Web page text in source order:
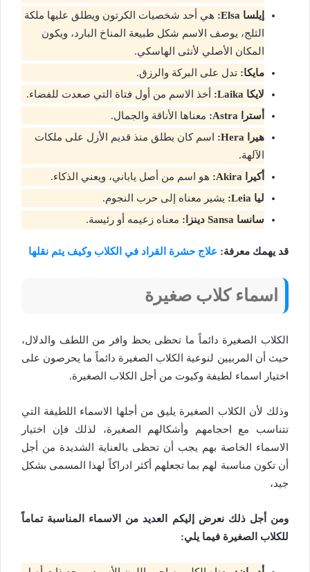
إيلسا Elsa:
هي أحد شخصيات الكرتون ويطلق عليها ملكة
الثلج، يوصف الاسم شكل طبيعة المناخ البارد، ويكون
المكان الأصلي لأنثى الهاسكي.
مايكا: تدل على البركة والرزق.
لايكا Laika:
أخذ الاسم من أول فتاة التي صعدت للفضاء.
أسترا Astra:
معناها الأناقة والجمال.
هيرا Hera:
اسم كان يطلق منذ قديم الأزل على ملكات
الآلهة.
أكيرا Akira:
هو اسم من أصل ياباني، ويعني الذكاء.
ليا Leia:
يشير معناه إلى حرب النجوم.
سانسا Sansa دينزا:
معناه زعيمه أو رئيسة.
قد يهمك معرفة: علاج حشرة القراد في الكلاب وكيف يتم نقلها
اسماء كلاب صغيرة
الكلاب الصغيرة دائماً ما تحظى بحظ وافر من اللطف والدلال،
حيث أن المربيين لنوعية الكلاب الصغيرة دائماً ما يحرصون على
اختيار اسماء لطيفة وكيوت من أجل الكلاب الصغيرة.
وذلك لأن الكلاب الصغيرة يليق من أجلها الاسماء اللطيفة التي
تتناسب مع احجامهم وأشكالهم الصغيرة، لذلك فإن اختيار
الاسماء الخاصة بهم يجب أن تحظى بالعناية الشديدة من أجل
أن تكون مناسبة لهم بما تجعلهم أكثر ادراكاً لهذا المسمى بشكل
جيد،
ومن أجل ذلك نعرض إليكم العديد من الاسماء المناسبة تماماً
للكلاب الصغيرة فيما يلي: